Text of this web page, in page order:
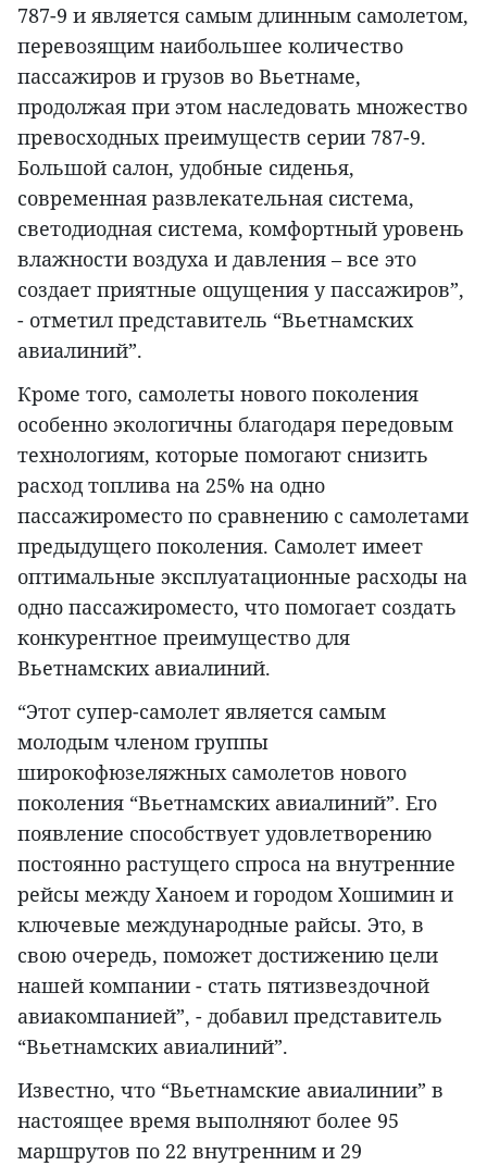
787-9 и является самым длинным самолетом,
перевозящим наибольшее количество
пассажиров и грузов во Вьетнаме,
продолжая при этом наследовать множество
превосходных преимуществ серии 787-9.
Большой салон, удобные сиденья,
современная развлекательная система,
светодиодная система, комфортный уровень
влажности воздуха и давления – все это
создает приятные ощущения у пассажиров”,
- отметил представитель “Вьетнамских
авиалиний”.
Кроме того, самолеты нового поколения
особенно экологичны благодаря передовым
технологиям, которые помогают снизить
расход топлива на 25% на одно
пассажироместо по сравнению с самолетами
предыдущего поколения. Самолет имеет
оптимальные эксплуатационные расходы на
одно пассажироместо, что помогает создать
конкурентное преимущество для
Вьетнамских авиалиний.
“Этот супер-самолет является самым
молодым членом группы
широкофюзеляжных самолетов нового
поколения “Вьетнамских авиалиний”. Его
появление способствует удовлетворению
постоянно растущего спроса на внутренние
рейсы между Ханоем и городом Хошимин и
ключевые международные райсы. Это, в
свою очередь, поможет достижению цели
нашей компании - стать пятизвездочной
авиакомпанией”, - добавил представитель
“Вьетнамских авиалиний”.
Известно, что “Вьетнамские авиалинии” в
настоящее время выполняют более 95
маршрутов по 22 внутренним и 29